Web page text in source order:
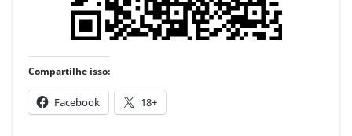
Compartilhe isso:
Facebook 18+